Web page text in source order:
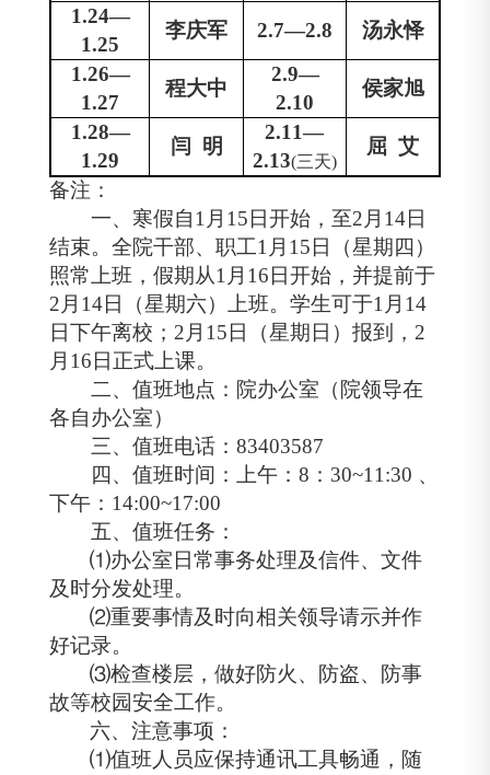
1.24—
1.25
李庆军 2.7—2.8
汤永怿
1.26—
1.27
程大中
2.9—
2.10
侯家旭
1.28—
1.29
闫 明
2.11—
2.13(三天)
屈 艾
备注：
一、寒假自1月 15 日开始，至2月 14日
结束。全院干部、职工1月 15 日（星期四）
照常上班，假期从1月 16 日开始，并提前于
2月 14日（星期六）上班。学生可于1月 14
日下午离校； 2月 15 日（星期日）报到， 2
月 16 日正式上课。
二、值班地点：院办公室（院领导在
各自办公室）
三、值班电话： 83403587
四、值班时间：上午： 8 ： 30~11:30 、
下午： 14:00~17:00
五、 值班任务：
⑴办公室日常事务处理及信件、文件
及时分发处理。
⑵重要事情及时向相关领导请示并作
好记录。
⑶检查楼层，做好防火、防盗、防事
故等校园安全工作。
六、注意事项：
⑴值班人员应保持通讯工具畅通，随